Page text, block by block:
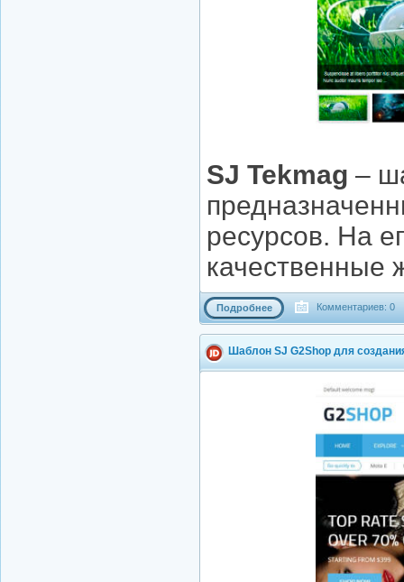
SJ Tekmag –
ресурсов. На
качественные
Подробнее Комментариев: 0
Шаблон SJ G2Shop для